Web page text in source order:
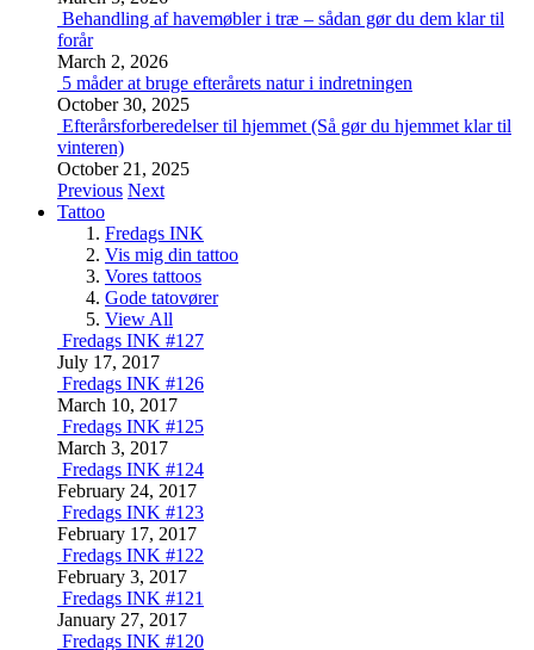
Behandling af havemøbler i træ – sådan gør du dem klar til
forår
March 2, 2026
5 måder at bruge efterårets natur i indretningen
October 30, 2025
Efterårsforberedelser til hjemmet (Så gør du hjemmet klar til
vinteren)
October 21, 2025
Previous Next
Tattoo
Fredags INK
Vis mig din tattoo
Vores tattoos
Gode tatovører
View All
Fredags INK #127
July 17, 2017
Fredags INK #126
March 10, 2017
Fredags INK #125
March 3, 2017
Fredags INK #124
February 24, 2017
Fredags INK #123
February 17, 2017
Fredags INK #122
February 3, 2017
Fredags INK #121
January 27, 2017
Fredags INK #120